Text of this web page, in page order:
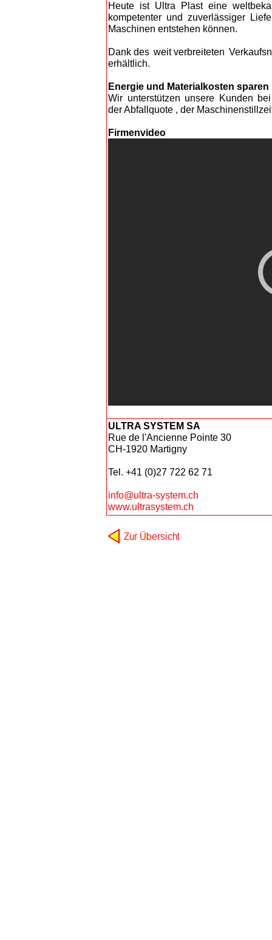
Heute ist Ultra Plast eine
kompetenter und zuverlässiger
Maschinen entstehen können.
Dank des weit verbreiteten
erhältlich.
Energie und Materialkosten sparen
Wir unterstützen unsere Kunden
der Abfallquote , der
Firmenvideo
ULTRA SYSTEM SA
Rue de l'Ancienne Pointe 30
CH-1920 Martigny
Tel. +41 (0)27 722 62 71
info@ultra-system.ch
www.ultrasystem.ch